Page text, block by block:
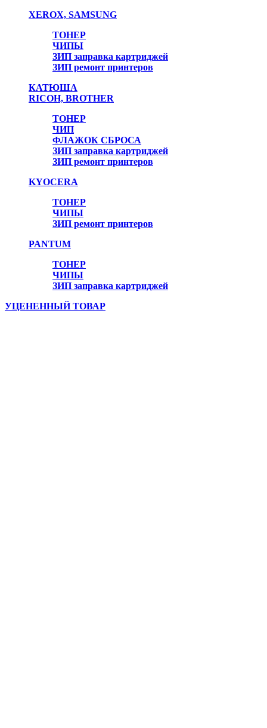
XEROX, SAMSUNG
ТОНЕР
ЧИПЫ
ЗИП заправка картриджей
ЗИП ремонт принтеров
КАТЮША
RICOH, BROTHER
ТОНЕР
ЧИП
ФЛАЖОК СБРОСА
ЗИП заправка картриджей
ЗИП ремонт принтеров
KYOCERA
ТОНЕР
ЧИПЫ
ЗИП ремонт принтеров
PANTUM
ТОНЕР
ЧИПЫ
ЗИП заправка картриджей
УЦЕНЕННЫЙ ТОВАР